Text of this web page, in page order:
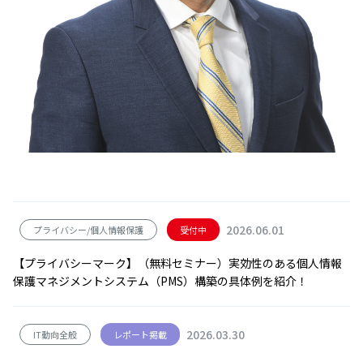
プライバシー/個人情報保護 受付中 2026.06.01
【プライバシーマーク】（無料セミナー）実効性のある個人情報
保護マネジメントシステム（PMS）構築の具体例を紹介！
IT動向全般 レポート掲載 2026.03.30